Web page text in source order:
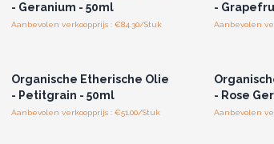
- Geranium - 50ml
Aanbevolen verkoopprijs : €84.30/Stuk
-
Aanbevolen
Organische Etherische Olie
- Petitgrain - 50ml
Aanbevolen verkoopprijs : €51.00/Stuk
- Rose
Aanbevolen